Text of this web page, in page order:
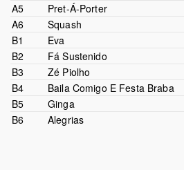
A5
Pret-Á-Porter
A6
Squash
B1
Eva
B2
Fá Sustenido
B3
Zé Piolho
B4
Baila Comigo E Festa Braba
B5
Ginga
B6
Alegrias